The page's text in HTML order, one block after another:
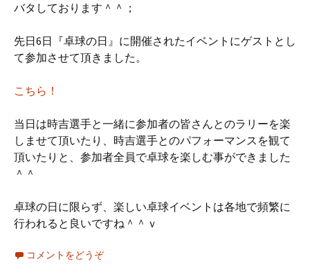
バタしております＾＾；
先日6日『卓球の日』に開催されたイベントにゲストとし
て参加させて頂きました。
こちら！
当日は時吉選手と一緒に参加者の皆さんとのラリーを楽
しませて頂いたり、時吉選手とのパフォーマンスを観て
頂いたりと、参加者全員で卓球を楽しむ事ができました
＾＾
卓球の日に限らず、楽しい卓球イベントは各地で頻繁に
行われると良いですね＾＾ｖ
コメントをどうぞ